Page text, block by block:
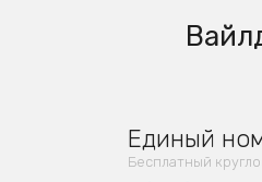
Единый
Бесплатный